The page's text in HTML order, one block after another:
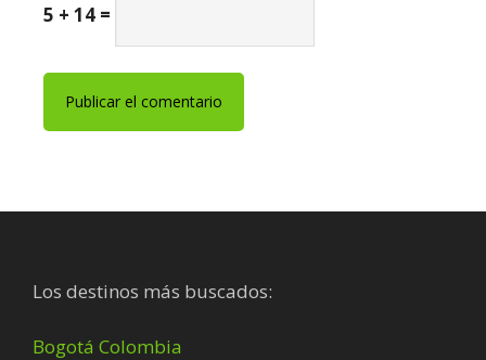
5 + 14 =
Los destinos más buscados:
Bogotá Colombia